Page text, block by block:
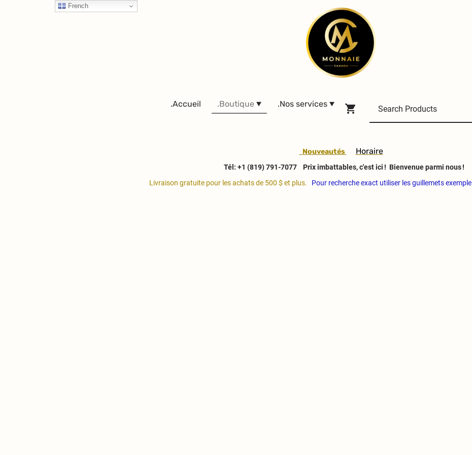
.Accueil .Boutique .Nos services
Nouveautés Horaire
Tél: +1 (819) 791-7077
Prix imbattables, c'est ici ! Bienvenue parmi nous !
Livraison gratuite pour les achats de 500 $ et plus.
Pour recherche exact utiliser les guillemets exemple
French